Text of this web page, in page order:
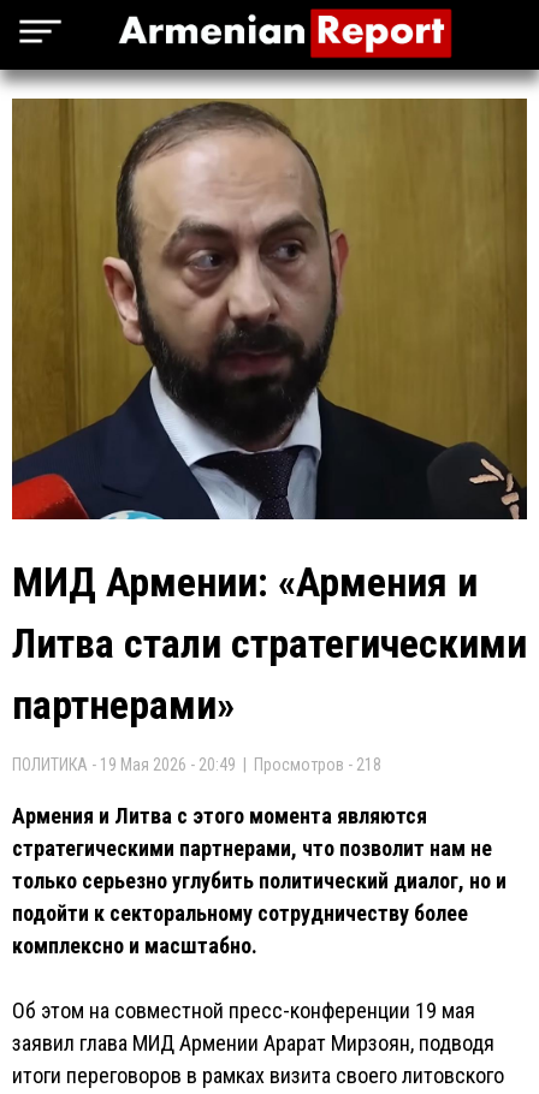
МИД Армении: «Армения и
Литва стали стратегическими
партнерами»
ПОЛИТИКА - 19 Мая 2026 - 20:49 | Просмотров - 218
Армения и Литва с этого момента являются
стратегическими партнерами, что позволит нам не
только серьезно углубить политический диалог, но и
подойти к секторальному сотрудничеству более
комплексно и масштабно.
Об этом на совместной пресс-конференции 19 мая
заявил глава МИД Армении Арарат Мирзоян, подводя
итоги переговоров в рамках визита своего литовского